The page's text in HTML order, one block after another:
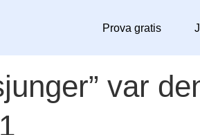
Prova gratis
var